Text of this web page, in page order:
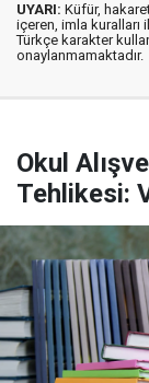
UYARI: Küfür,
içeren, imla kuralları
Türkçe karakter
onaylanmamaktadır.
Okul
Tehlikesi: